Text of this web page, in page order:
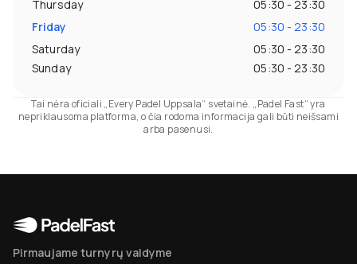
Thursday
05:30 - 23:30
Friday
05:30 - 23:30
Saturday
05:30 - 23:30
Sunday
05:30 - 23:30
Tai nėra oficiali „Every Padel Uppsala“ svetainė. „Padel Fast“ yra
nepriklausoma platforma, o čia rodoma informacija gali būti neišsami
arba pasenusi.
Pirmaujame turnyrų valdyme